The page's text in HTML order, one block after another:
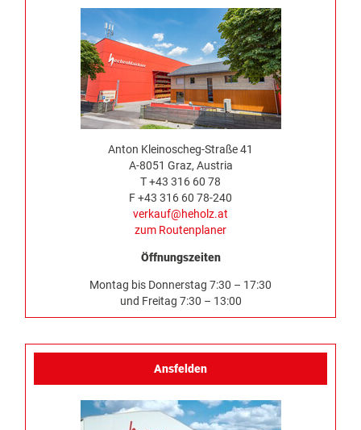
Anton Kleinoscheg-Straße 41
A-8051 Graz, Austria
T +43 316 60 78
F +43 316 60 78-240
verkauf@heholz.at
zum Routenplaner
Öffnungszeiten
Montag bis Donnerstag 7:30 – 17:30
und Freitag 7:30 – 13:00
Ansfelden